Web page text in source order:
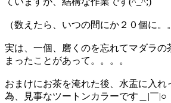
（数えたら、いつの間にか２０個に。
実は、一個、磨くのを忘れてマダラの
まったことがあって。。。。
おまけにお茶を淹れた後、水盂に入れ
為、見事なツートンカラーです＿|￣|○